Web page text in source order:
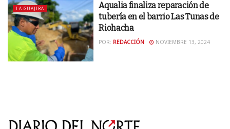
LA GUAJIRA
Aqualia finaliza reparación de
tubería en el barrio Las Tunas de
Riohacha
POR: REDACCIÓN NOVIEMBRE 13, 2024